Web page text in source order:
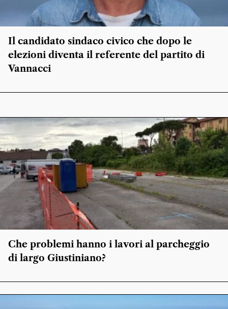
Il candidato sindaco civico che dopo le
elezioni diventa il referente del partito di
Vannacci
Che problemi hanno i lavori al parcheggio
di largo Giustiniano?